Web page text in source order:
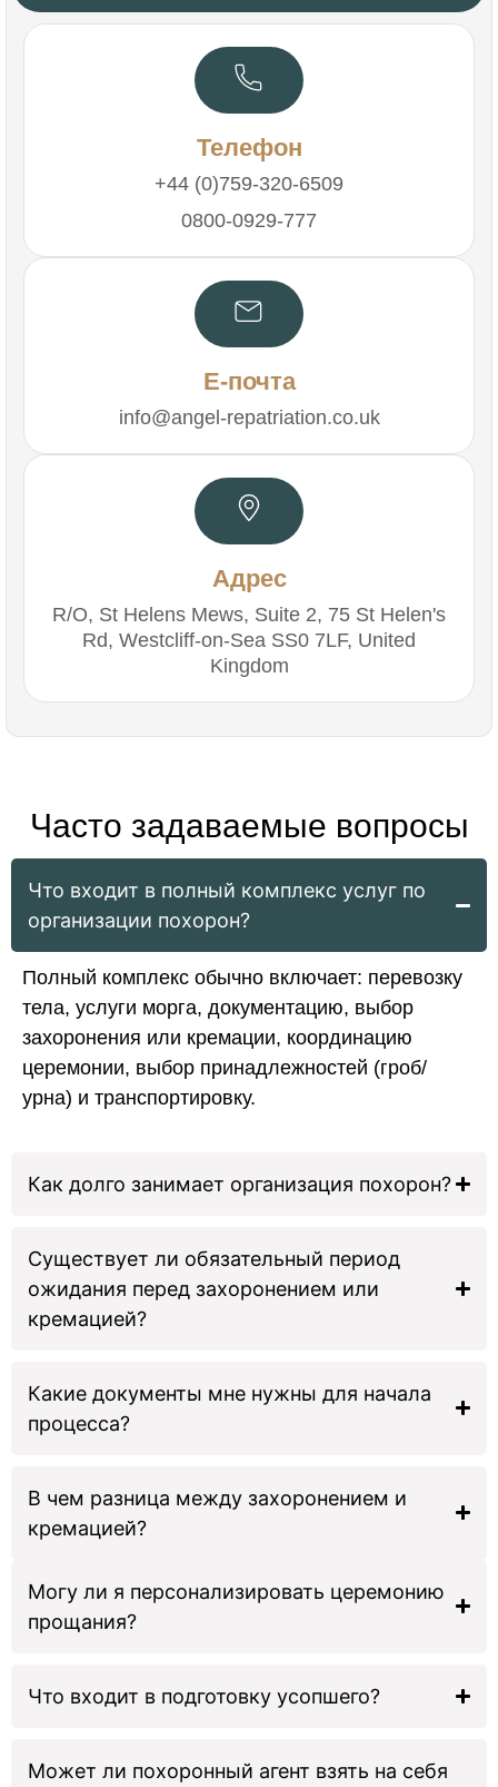
Телефон
+44 (0)759-320-6509
0800-0929-777
Е-почта
info@angel-repatriation.co.uk
Адрес
R/O, St Helens Mews, Suite 2, 75 St Helen's
Rd, Westcliff-on-Sea SS0 7LF, United
Kingdom
Часто задаваемые вопросы
Что входит в полный комплекс услуг по
организации похорон?
Полный комплекс обычно включает: перевозку
тела, услуги морга, документацию, выбор
захоронения или кремации, координацию
церемонии, выбор принадлежностей (гроб/
урна) и транспортировку.
Как долго занимает организация похорон?
Существует ли обязательный период
ожидания перед захоронением или
кремацией?
Какие документы мне нужны для начала
процесса?
В чем разница между захоронением и
кремацией?
Могу ли я персонализировать церемонию
прощания?
Что входит в подготовку усопшего?
Может ли похоронный агент взять на себя